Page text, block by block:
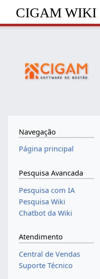
CIGAM WIKI
Navegação
Página principal
Pesquisa Avancada
Pesquisa com IA
Pesquisa Wiki
Chatbot da Wiki
Atendimento
Central de Vendas
Suporte Técnico